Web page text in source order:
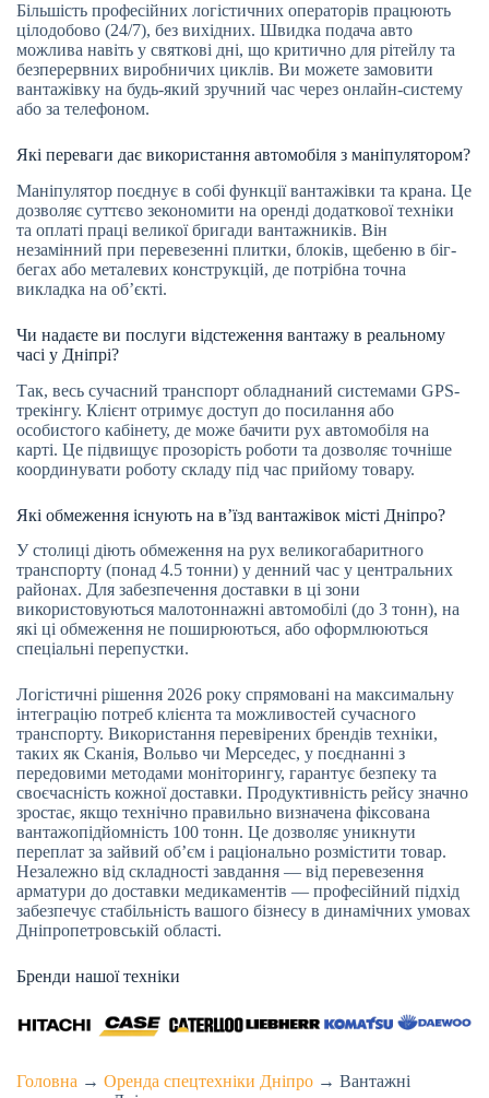
Більшість професійних логістичних операторів працюють
цілодобово (24/7), без вихідних. Швидка подача авто
можлива навіть у святкові дні, що критично для рітейлу та
безперервних виробничих циклів. Ви можете замовити
вантажівку на будь-який зручний час через онлайн-систему
або за телефоном.
Які переваги дає використання автомобіля з маніпулятором?
Маніпулятор поєднує в собі функції вантажівки та крана. Це
дозволяє суттєво зекономити на оренді додаткової техніки
та оплаті праці великої бригади вантажників. Він
незамінний при перевезенні плитки, блоків, щебеню в біг-
бегах або металевих конструкцій, де потрібна точна
викладка на об’єкті.
Чи надаєте ви послуги відстеження вантажу в реальному
часі у Дніпрі?
Так, весь сучасний транспорт обладнаний системами GPS-
трекінгу. Клієнт отримує доступ до посилання або
особистого кабінету, де може бачити рух автомобіля на
карті. Це підвищує прозорість роботи та дозволяє точніше
координувати роботу складу під час прийому товару.
Які обмеження існують на в’їзд вантажівок місті Дніпро?
У столиці діють обмеження на рух великогабаритного
транспорту (понад 4.5 тонни) у денний час у центральних
районах. Для забезпечення доставки в ці зони
використовуються малотоннажні автомобілі (до 3 тонн), на
які ці обмеження не поширюються, або оформлюються
спеціальні перепустки.
Логістичні рішення 2026 року спрямовані на максимальну
інтеграцію потреб клієнта та можливостей сучасного
транспорту. Використання перевірених брендів техніки,
таких як Сканія, Вольво чи Мерседес, у поєднанні з
передовими методами моніторингу, гарантує безпеку та
своєчасність кожної доставки. Продуктивність рейсу значно
зростає, якщо технічно правильно визначена фіксована
вантажопідйомність 100 тонн. Це дозволяє уникнути
переплат за зайвий об’єм і раціонально розмістити товар.
Незалежно від складності завдання — від перевезення
арматури до доставки медикаментів — професійний підхід
забезпечує стабільність вашого бізнесу в динамічних умовах
Дніпропетровській області.
Бренди нашої техніки
Головна → Оренда спецтехніки Дніпро → Вантажні